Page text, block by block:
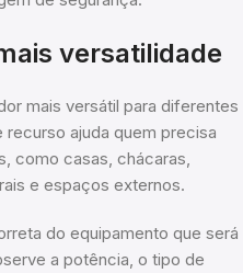
versatilidade
mais versátil para diferentes
ajuda quem precisa
como casas, chácaras,
e espaços externos.
do equipamento que será
a potência, o tipo de